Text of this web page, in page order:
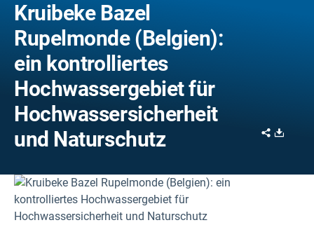
Kruibeke Bazel
Rupelmonde (Belgien):
ein kontrolliertes
Hochwassergebiet für
Hochwassersicherheit
und Naturschutz
Share